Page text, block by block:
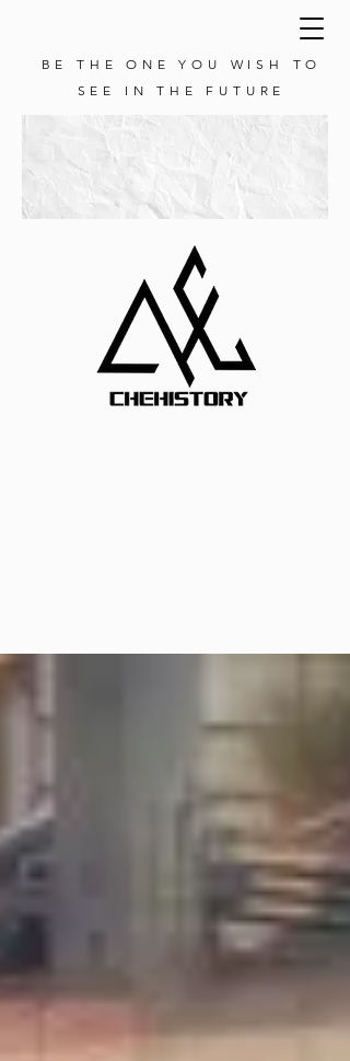
BE THE ONE YOU WISH TO
SEE IN THE FUTURE